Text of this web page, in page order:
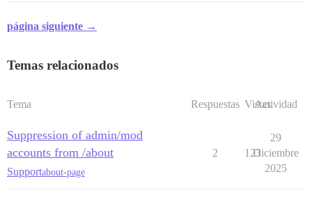
página siguiente →
Temas relacionados
Tema Respuestas Vistas
Actividad
Suppression of admin/mod
accounts from /about
Supportabout-page
2 123
29
Diciembre
2025